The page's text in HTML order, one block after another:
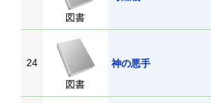
図書
24
図書
神の悪手